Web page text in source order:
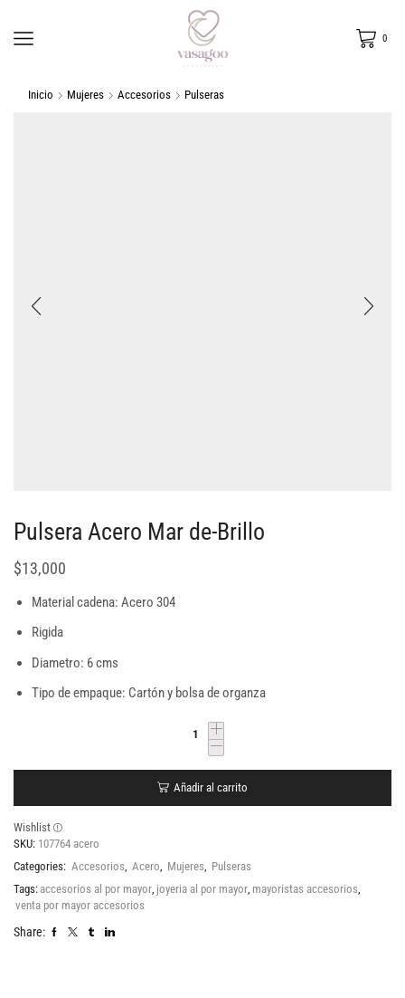
0
Inicio Mujeres Accesorios Pulseras
Pulsera Acero Mar de-Brillo
$13,000
Material cadena: Acero 304
Rigida
Diametro: 6 cms
Tipo de empaque: Cartón y bolsa de organza
Añadir al carrito
Wishlist
SKU: 107764 acero
Categories: Accesorios Acero Mujeres Pulseras
Tags: accesorios al por mayor joyeria al por mayor mayoristas accesorios
venta por mayor accesorios
Share: